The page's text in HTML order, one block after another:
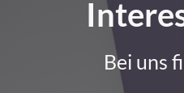
Bei uns